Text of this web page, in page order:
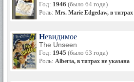
Год: 1946 (было 64 года)
Роль: Mrs. Marie Edgedaw, в титрах
Невидимое
The Unseen
Год: 1945 (было 63 года)
Роль: Alberta, в титрах не указана